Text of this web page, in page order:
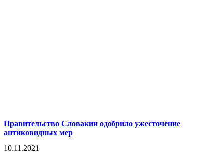
Правительство Словакии одобрило ужесточение
антиковидных мер
10.11.2021